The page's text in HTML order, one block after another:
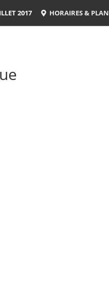
2017 HORAIRES & PLAN